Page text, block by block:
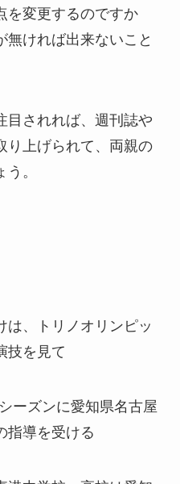
を変更するのですか
無ければ出来ないこと
目されれば、週刊誌や
り上げられて、両親の
。
は、トリノオリンピッ
技を見て
ーズンに愛知県名古屋
指導を受ける